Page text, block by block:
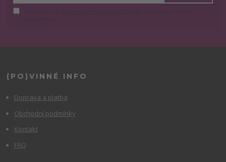
(PO)VINNÉ INFO
Doprava a platba
Obchodní podmínky
Kontakt
FAQ